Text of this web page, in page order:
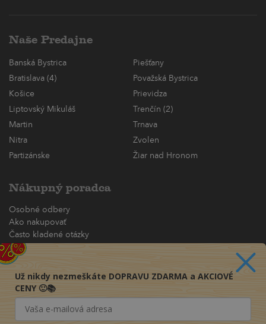
Naše Predajne
Banská Bystrica
Piešťany
Bratislava (4)
Považská Bystrica
Košice
Prievidza
Liptovský Mikuláš
Trenčín (2)
Martin
Trnava
Nitra
Zvolen
Partizánske
Žiar nad Hronom
Nákupný poradca
Osobné odbery
Ako nakupovať
Často kladené otázky
Platba a doručenie
Obchodné podmienky
Reklamačný poriadok
Reklamačný formulár
Formulár na odstúpenie od zmluvy
Už nikdy nezmeškáte DOPRAVU ZDARMA a AKCIOVÉ
CENY 🙂📚